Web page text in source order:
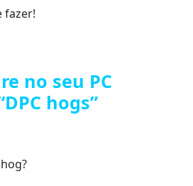
fazer!
no seu PC
hogs”